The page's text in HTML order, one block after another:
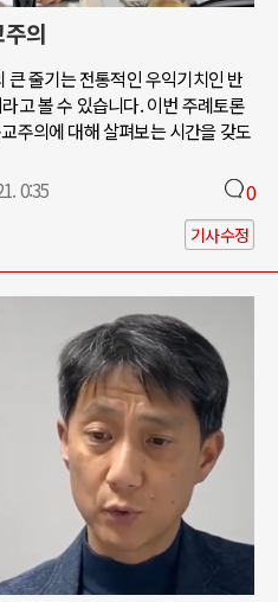
의
줄기는 전통적인 우익기치인 반
고 볼 수 있습니다. 이번 주례토론
주의에 대해 살펴보는 시간을 갖도
0:35 0
기사수정